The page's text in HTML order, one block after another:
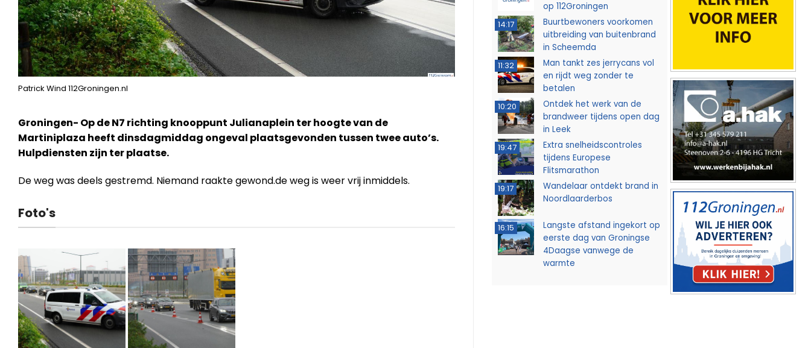
Patrick Wind 112Groningen.nl
Groningen- Op de N7 richting knooppunt Julianaplein ter hoogte van de
Martiniplaza heeft dinsdagmiddag ongeval plaatsgevonden tussen twee auto’s.
Hulpdiensten zijn ter plaatse.
De weg was deels gestremd. Niemand raakte gewond.de weg is weer vrij inmiddels.
Foto's
op 112Groningen
14:17
Buurtbewoners voorkomen
uitbreiding van buitenbrand
in Scheemda
11:32
Man tankt zes jerrycans vol
en rijdt weg zonder te
betalen
10:20
Ontdek het werk van de
brandweer tijdens open dag
in Leek
19:47
Extra snelheidscontroles
tijdens Europese
Flitsmarathon
19:17
Wandelaar ontdekt brand in
Noordlaarderbos
16:15
Langste afstand ingekort op
eerste dag van Groningse
4Daagse vanwege de
warmte